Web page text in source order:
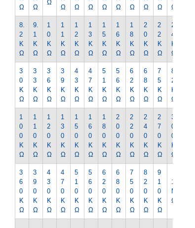
Ω
Ω
Ω
Ω
Ω
Ω
Ω
Ω
Ω
Ω
Ω
Ω
8.
2
K
Ω
9.
1
K
Ω
1
0
K
Ω
1
1
K
Ω
1
2
K
Ω
1
3
K
Ω
1
5
K
Ω
1
6
K
Ω
1
8
K
Ω
2
0
K
Ω
2
2
K
Ω
2
4
K
Ω
3
0
K
Ω
3
3
K
Ω
3
6
K
Ω
3
9
K
Ω
4
3
K
Ω
4
7
K
Ω
5
1
K
Ω
5
6
K
Ω
6
2
K
Ω
6
8
K
Ω
7
5
K
Ω
8
2
K
Ω
1
0
0
K
Ω
1
1
0
K
Ω
1
2
0
K
Ω
1
3
0
K
Ω
1
5
0
K
Ω
1
6
0
K
Ω
1
8
0
K
Ω
2
0
0
K
Ω
2
2
0
K
Ω
2
4
0
K
Ω
2
7
0
K
Ω
3
0
0
K
Ω
3
6
0
K
Ω
3
9
0
K
Ω
4
3
0
K
Ω
4
7
0
K
Ω
5
1
0
K
Ω
5
6
0
K
Ω
6
2
0
K
Ω
6
8
0
K
Ω
7
5
0
K
Ω
8
2
0
K
Ω
9
1
0
K
Ω
1
M
Ω